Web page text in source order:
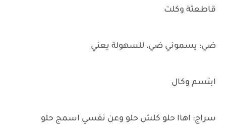
قاطعتة وكلت
ضي: يسموني ضي، للسهولة يعني
ابتسم وكال
سراج: اهاا حلو كلش حلو وعن نفسي اسمج حلو